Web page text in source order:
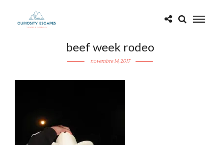
beef week rodeo
novembre 14, 2017